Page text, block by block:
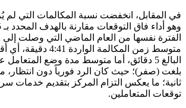
متوسط زمن المكالمة
البالغ 5 دقائق، أما متوسط مدة وضع
ثانية؛ ما يعكس التزام المركز بتقديم خدمات
توقعات المتعاملين.